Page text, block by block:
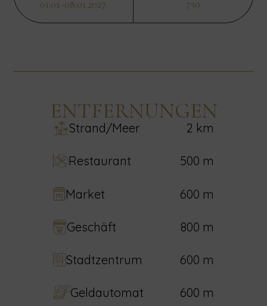
01.01.-08.01.2027.
750
ENTFERNUNGEN
Strand/Meer 2 km
Restaurant 500 m
Market 600 m
Geschäft 800 m
Stadtzentrum 600 m
Geldautomat 600 m